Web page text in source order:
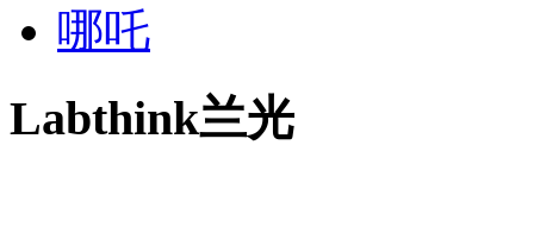
哪吒
Labthink兰光